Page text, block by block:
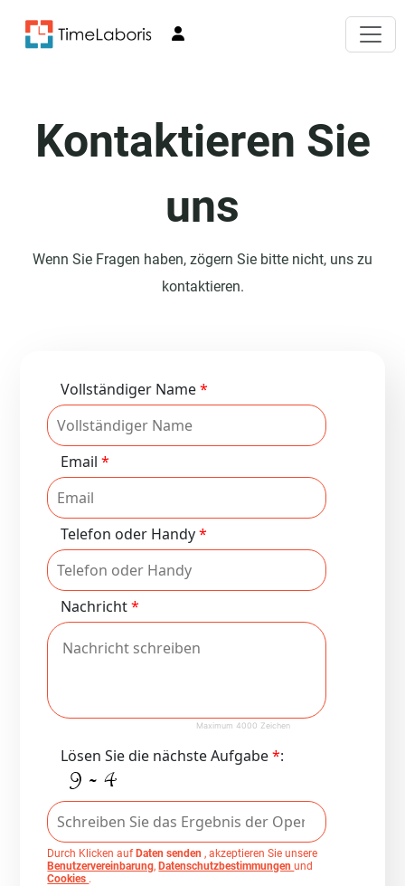
Kontaktieren Sie
uns
Wenn Sie Fragen haben, zögern Sie bitte nicht, uns zu
kontaktieren.
Vollständiger Name *
Email *
Telefon oder Handy *
Nachricht *
Maximum 4000 Zeichen
Lösen Sie die nächste Aufgabe *:
Durch Klicken auf Daten senden, akzeptieren Sie unsere
Benutzervereinbarung, Datenschutzbestimmungenund
Cookies .